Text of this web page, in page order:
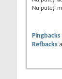
Nu puteţi
Pingbacks
Refbacks